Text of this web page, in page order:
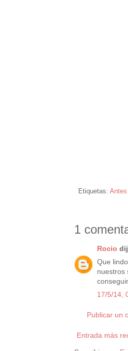
Etiquetas: Antes
1
Rocio
Que
nuestros
17/5/14,
Publicar un
Entrada más